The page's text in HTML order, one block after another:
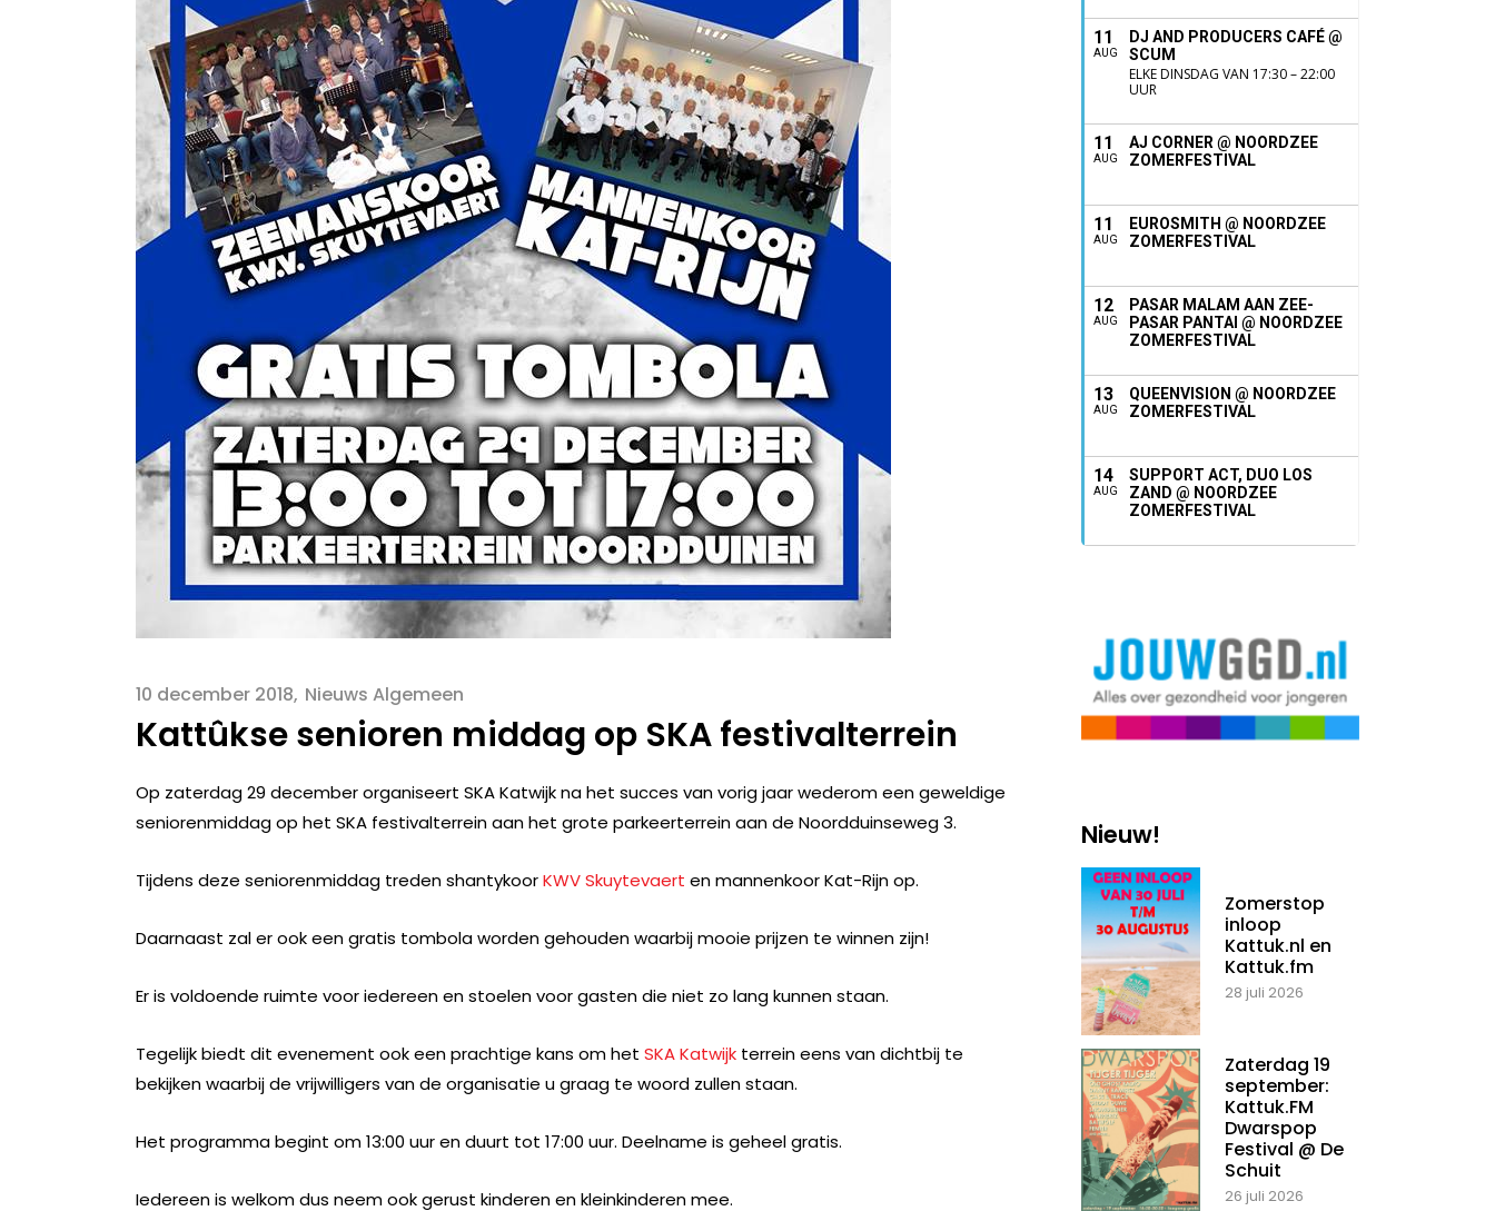
10 december 2018 Nieuws Algemeen
Kattûkse senioren middag op SKA festivalterrein
Op zaterdag 29 december organiseert SKA Katwijk na het succes van vorig jaar wederom een geweldige
seniorenmiddag op het SKA festivalterrein aan het grote parkeerterrein aan de Noordduinseweg 3.
Tijdens deze seniorenmiddag treden shantykoorKWV Skuytevaert en mannenkoor Kat-Rijn op.
Daarnaast zal er ook een gratis tombola worden gehouden waarbij mooie prijzen te winnen zijn!
Er is voldoende ruimte voor iedereen en stoelen voor gasten die niet zo lang kunnen staan.
Tegelijk biedt dit evenement ook een prachtige kans om het SKA Katwijk terrein eens van dichtbij te
bekijken waarbij de vrijwilligers van de organisatie u graag te woord zullen staan.
Het programma begint om 13:00 uur en duurt tot 17:00 uur. Deelname is geheel gratis.
Iedereen is welkom dus neem ook gerust kinderen en kleinkinderen mee.
11
AUG
DJ AND PRODUCERS CAFÉ @
SCUM
ELKE DINSDAG VAN 17:30 – 22:00
UUR
11
AUG
AJ CORNER @ NOORDZEE
ZOMERFESTIVAL
11
AUG
EUROSMITH @ NOORDZEE
ZOMERFESTIVAL
12
AUG
PASAR MALAM AAN ZEE-
PASAR PANTAI @ NOORDZEE
ZOMERFESTIVAL
13
AUG
QUEENVISION @ NOORDZEE
ZOMERFESTIVAL
14
AUG
SUPPORT ACT, DUO LOS
ZAND @ NOORDZEE
ZOMERFESTIVAL
Nieuw!
Zomerstop
inloop
Kattuk.nl en
Kattuk.fm
28 juli 2026
Zaterdag 19
september:
Kattuk.FM
Dwarspop
Festival @ De
Schuit
26 juli 2026